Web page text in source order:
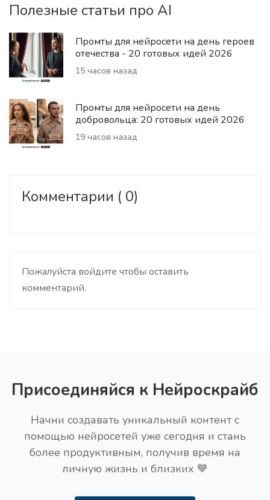
Полезные статьи про AI
Промты для нейросети на день героев
отечества - 20 готовых идей 2026
15 часов назад
Промты для нейросети на день
добровольца: 20 готовых идей 2026
19 часов назад
Комментарии ( 0)
Пожалуйста войдите чтобы оставить
комментарий.
Присоединяйся к Нейроскрайб
Начни создавать уникальный контент с
помощью нейросетей уже сегодня и стань
более продуктивным, получив время на
личную жизнь и близких 💙